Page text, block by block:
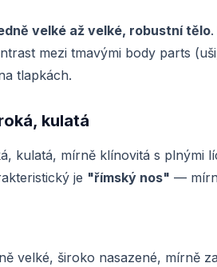
velké až velké, robustní tělo
mezi tmavými body parts
tlapkách.
kulatá
kulatá, mírně klínovitá s plnými
je "římský nos" —
velké, široko nasazené, mírně